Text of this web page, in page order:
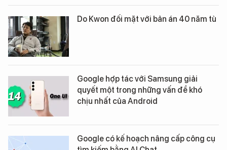
Do Kwon đối mặt với bản án 40 năm tù
Google hợp tác với Samsung giải
quyết một trong những vấn đề khó
chịu nhất của Android
Google có kế hoạch nâng cấp công cụ